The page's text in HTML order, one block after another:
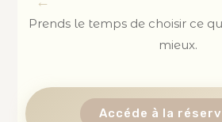
Prends le temps de choisir ce
mieux.
Accéde à la